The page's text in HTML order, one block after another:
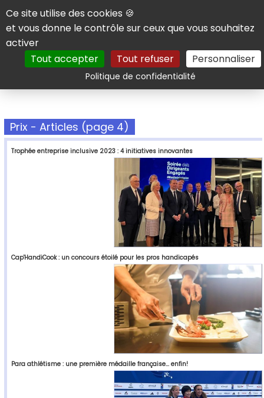
Panneau de gestion des cookies
Ce site utilise des cookies 🍪
et vous donne le contrôle sur ceux que vous souhaitez
activer
Tout accepter
Tout refuser Personnaliser
Politique de confidentialitéRechercher
Prix - Articles (page 4)
Trophée entreprise inclusive 2023 : 4 initiatives innovantes
Cap'HandiCook : un concours étoilé pour les pros handicapés
Para athlétisme : une première médaille française... enfin!